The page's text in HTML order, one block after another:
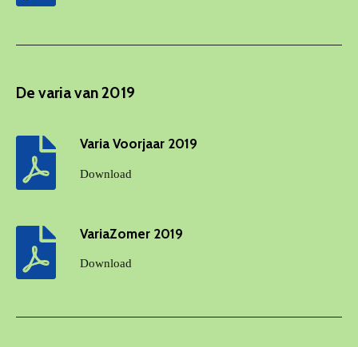
De varia van 2019
Varia Voorjaar 2019
Download
VariaZomer 2019
Download